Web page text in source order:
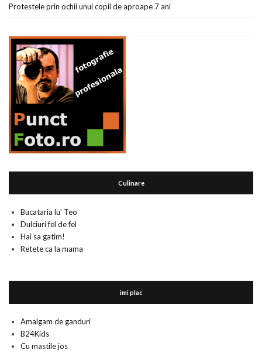
Protestele prin ochii unui copil de aproape 7 ani
Culinare
Bucataria lu' Teo
Dulciuri fel de fel
Hai sa gatim!
Retete ca la mama
imi plac
Amalgam de ganduri
B24Kids
Cu mastile jos